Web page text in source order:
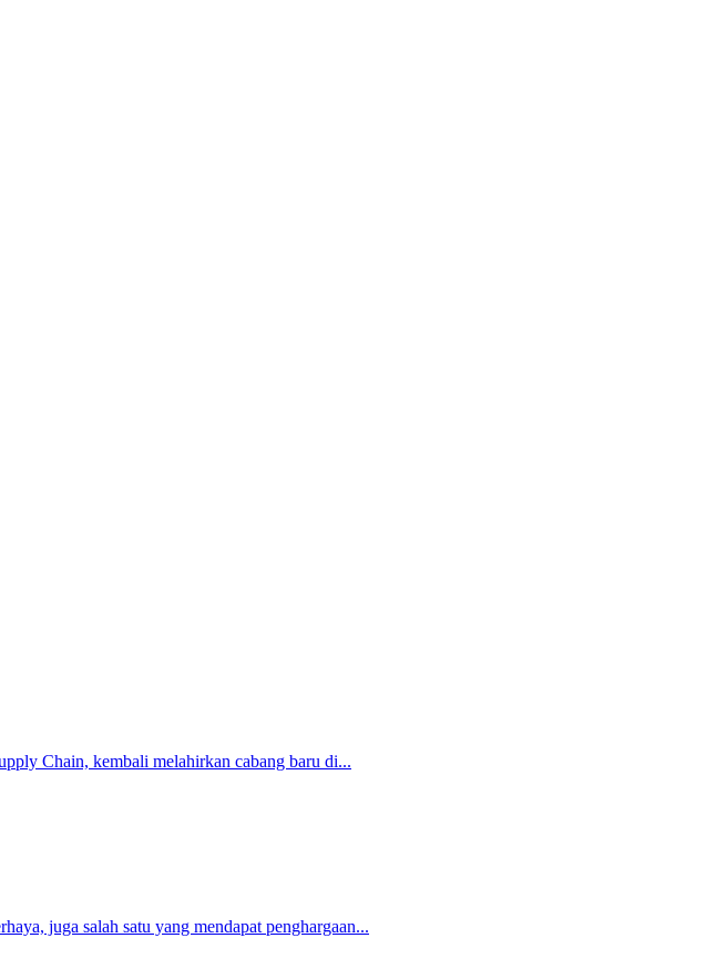
Chain, kembali melahirkan cabang baru di...
juga salah satu yang mendapat penghargaan...